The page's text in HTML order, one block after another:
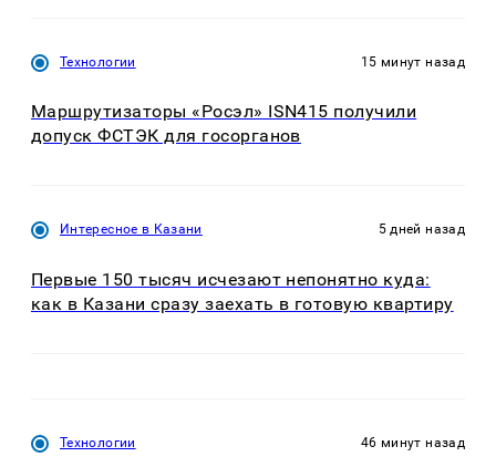
Технологии 15 минут назад
Маршрутизаторы «Росэл» ISN415 получили
допуск ФСТЭК для госорганов
Интересное в Казани 5 дней назад
Первые 150 тысяч исчезают непонятно куда:
как в Казани сразу заехать в готовую квартиру
Технологии 46 минут назад